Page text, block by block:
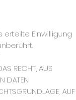
Einwilligung
RECHT, AUS
DATEN
AUF